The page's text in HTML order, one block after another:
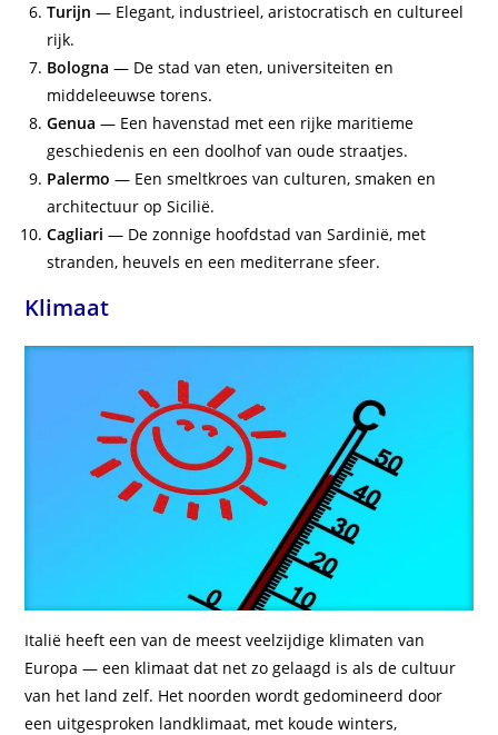
Turijn — Elegant, industrieel, aristocratisch en cultureel
rijk.
Bologna — De stad van eten, universiteiten en
middeleeuwse torens.
Genua — Een havenstad met een rijke maritieme
geschiedenis en een doolhof van oude straatjes.
Palermo — Een smeltkroes van culturen, smaken en
architectuur op Sicilië.
Cagliari — De zonnige hoofdstad van Sardinië, met
stranden, heuvels en een mediterrane sfeer.
Klimaat
Italië heeft een van de meest veelzijdige klimaten van
Europa — een klimaat dat net zo gelaagd is als de cultuur
van het land zelf. Het noorden wordt gedomineerd door
een uitgesproken landklimaat, met koude winters,